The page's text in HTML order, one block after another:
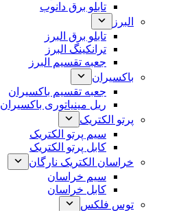
تابلو برق دانوب
البرز
تابلو برق البرز
ترانکینگ البرز
جعبه تقسیم البرز
باکسیران
جعبه تقسیم باکسیران
ریل مینیاتوری باکسیران
پرتو الکتریک
سیم پرتو الکتریک
کابل پرتو الکتریک
خراسان الکتریک نارگان
سیم خراسان
کابل خراسان
توس فلکس